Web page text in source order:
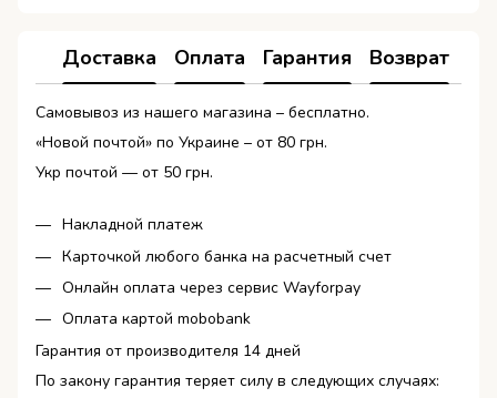
Доставка Оплата Гарантия Возврат
Самовывоз из нашего магазина – бесплатно.
«Новой почтой» по Украине – от 80 грн.
Укр почтой — от 50 грн.
Накладной платеж
Карточкой любого банка на расчетный счет
Онлайн оплата через сервис Wayforpay
Оплата картой mobobank
Гарантия от производителя 14 дней
По закону гарантия теряет силу в следующих случаях: